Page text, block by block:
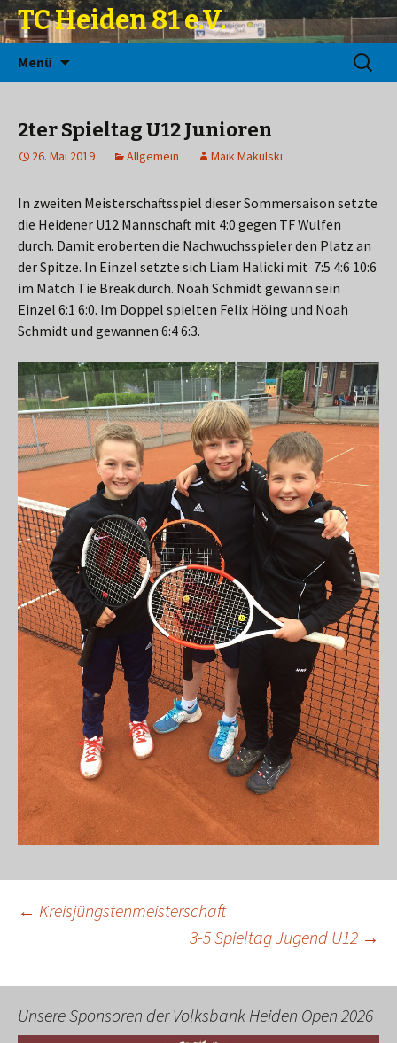
TC Heiden 81 e.V.
Menü
Suchen
nach:
2ter Spieltag U12 Junioren
26. Mai 2019 Allgemein Maik Makulski
In zweiten Meisterschaftsspiel dieser Sommersaison setzte
die Heidener U12 Mannschaft mit 4:0 gegen TF Wulfen
durch. Damit eroberten die Nachwuchsspieler den Platz an
der Spitze. In Einzel setzte sich Liam Halicki mit 7:5 4:6 10:6
im Match Tie Break durch. Noah Schmidt gewann sein
Einzel 6:1 6:0. Im Doppel spielten Felix Höing und Noah
Schmidt und gewannen 6:4 6:3.
Beitragsnavigation
← Kreisjüngstenmeisterschaft
3-5 Spieltag Jugend U12 →
Unsere Sponsoren der Volksbank Heiden Open 2026